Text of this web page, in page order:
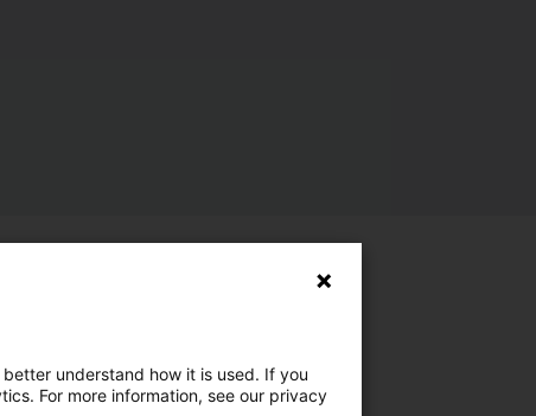
understand how it is used. If you
For more information, see our privacy